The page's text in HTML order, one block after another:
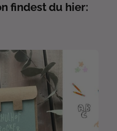
findest du hier: